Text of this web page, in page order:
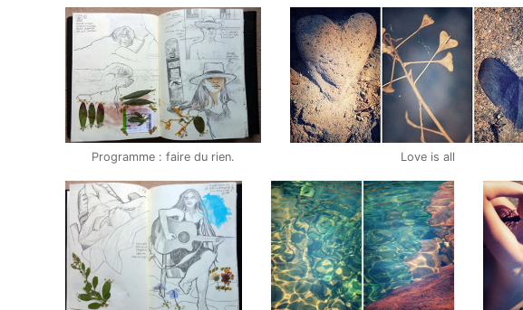
Programme : faire du rien. Love is all